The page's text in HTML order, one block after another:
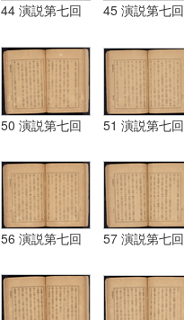
44 演説第七回 45 演説第七回
50 演説第七回 51 演説第七回
56 演説第七回 57 演説第七回